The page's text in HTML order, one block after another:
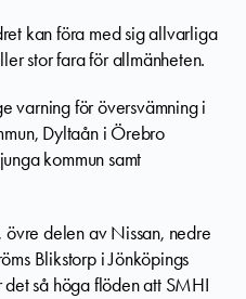
kan föra med sig allvarliga
stor fara för allmänheten.
varning för översvämning i
Dyltaån i Örebro
kommun samt
övre delen av Nissan, nedre
Blikstorp i Jönköpings
så höga flöden att SMHI